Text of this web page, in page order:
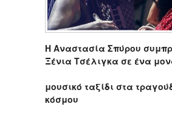
Η Αναστασία Σπύρου
Ξένια Τσέλιγκα σε ένα
μουσικό ταξίδι στα
κόσμου